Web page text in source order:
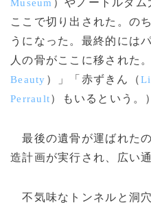
Museum ）やノートルダム
ここで切り出された。の
うになった。最終的には
人の骨がここに移された
Beauty ）」「赤ずきん（
Perrault）もいるという。）
最後の遺骨が運ばれた
造計画が実行され、広い
不気味なトンネルと洞